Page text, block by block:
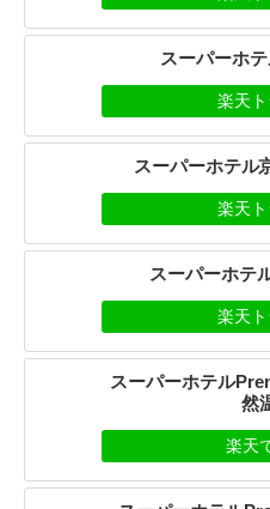
スーパーホ
楽天
スーパーホテル
楽天
スーパーホテ
楽天
スーパーホテル
然
楽天